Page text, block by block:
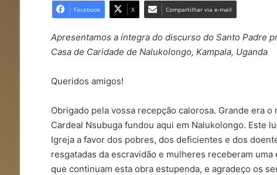
Facebook X Compartilhar via e-mail
Apresentamos a íntegra do discurso do Santo Padre
Casa de Caridade de Nalukolongo, Kampala, Uganda
Queridos amigos!
Obrigado pela vossa recepção calorosa. Grande era
Cardeal Nsubuga fundou aqui em Nalukolongo. Este
Igreja a favor dos pobres, dos deficientes e dos
resgatadas da escravidão e mulheres receberam
que continuam esta obra estupenda, e agradeço os